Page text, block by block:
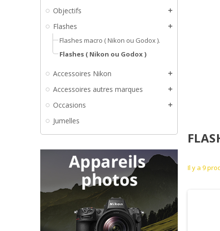
Objectifs add
Flashes add
Flashes macro ( Nikon ou Godox ).
Flashes ( Nikon ou Godox )
Accessoires Nikon add
Accessoires autres marques add
Occasions add
Jumelles
Il y a 9